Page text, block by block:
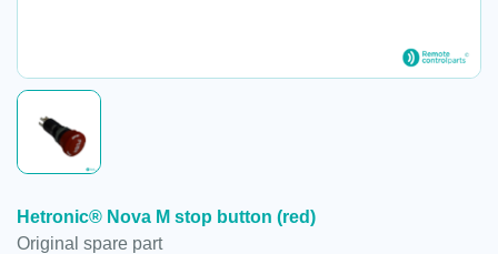
Hetronic® Nova M stop button (red)
Original spare part